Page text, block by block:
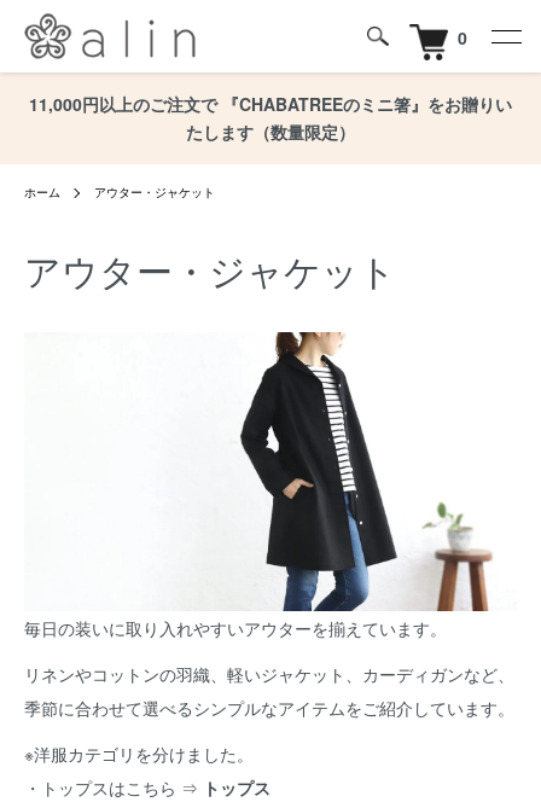
0
11,000円以上のご注文で 『CHABATREEのミニ箸』をお贈りい
たします（数量限定）
ホーム アウター・ジャケット
アウター・ジャケット
毎日の装いに取り入れやすいアウターを揃えています。
リネンやコットンの羽織、軽いジャケット、カーディガンなど、
季節に合わせて選べるシンプルなアイテムをご紹介しています。
※洋服カテゴリを分けました。
・トップスはこちら ⇒ トップス